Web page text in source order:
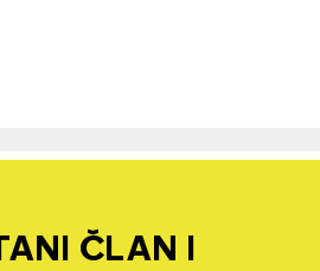
ČLAN I